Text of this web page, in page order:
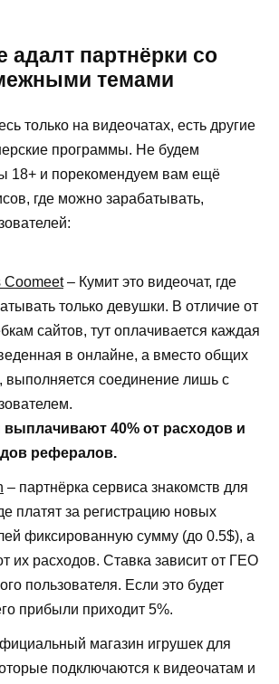
адалт партнёрки со
темами
только на видеочатах, есть другие
программы. Не будем
18+ и порекомендуем вам ещё
где можно зарабатывать,
Coomeet– Кумит это видеочат, где
только девушки. В отличие от
сайтов, тут оплачивается каждая
в онлайне, а вместо общих
выполняется соединение лишь с
выплачивают 40% от расходов и
рефералов.
– партнёрка сервиса знакомств для
платят за регистрацию новых
фиксированную сумму (до 0.5$), а
их расходов. Ставка зависит от ГЕО
пользователя. Если это будет
прибыли приходит 5%.
магазин игрушек для
подключаются к видеочатам и